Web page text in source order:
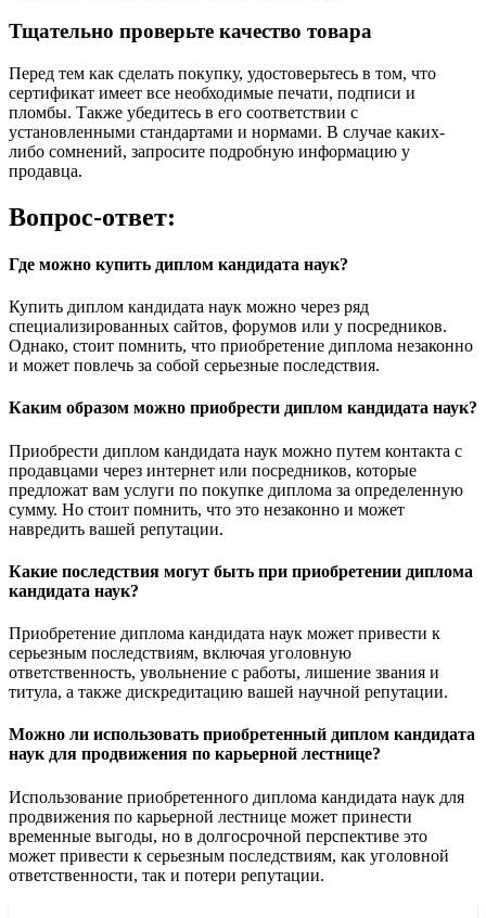
Тщательно проверьте качество товара
Перед тем как сделать покупку, удостоверьтесь в том, что
сертификат имеет все необходимые печати, подписи и
пломбы. Также убедитесь в его соответствии с
установленными стандартами и нормами. В случае каких-
либо сомнений, запросите подробную информацию у
продавца.
Вопрос-ответ:
Где можно купить диплом кандидата наук?
Купить диплом кандидата наук можно через ряд
специализированных сайтов, форумов или у посредников.
Однако, стоит помнить, что приобретение диплома незаконно
и может повлечь за собой серьезные последствия.
Каким образом можно приобрести диплом кандидата наук?
Приобрести диплом кандидата наук можно путем контакта с
продавцами через интернет или посредников, которые
предложат вам услуги по покупке диплома за определенную
сумму. Но стоит помнить, что это незаконно и может
навредить вашей репутации.
Какие последствия могут быть при приобретении диплома
кандидата наук?
Приобретение диплома кандидата наук может привести к
серьезным последствиям, включая уголовную
ответственность, увольнение с работы, лишение звания и
титула, а также дискредитацию вашей научной репутации.
Можно ли использовать приобретенный диплом кандидата
наук для продвижения по карьерной лестнице?
Использование приобретенного диплома кандидата наук для
продвижения по карьерной лестнице может принести
временные выгоды, но в долгосрочной перспективе это
может привести к серьезным последствиям, как уголовной
ответственности, так и потери репутации.